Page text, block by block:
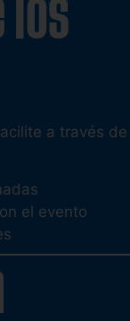
los
a través de
el evento